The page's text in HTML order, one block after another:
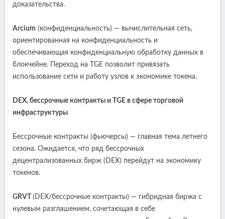
доказательства.
Arcium (конфиденциальность) — вычислительная сеть,
ориентированная на конфиденциальность и
обеспечивающая конфиденциальную обработку данных в
блокчейне. Переход на TGE позволит привязать
использование сети и работу узлов к экономике токена.
DEX, бессрочные контракты и TGE в сфере торговой
инфраструктуры
Бессрочные контракты (фьючерсы) — главная тема летнего
сезона. Ожидается, что ряд бессрочных
децентрализованных бирж (DEX) перейдут на экономику
токенов.
GRVT (DEX/бессрочные контракты) — гибридная биржа с
нулевым разглашением, сочетающая в себе